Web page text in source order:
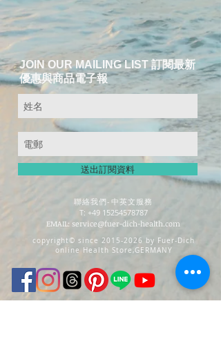
​聯絡我們-中英文服務
T: +49 15254578787
EMAIL: service@fuer-dich-health.com
copyright© since 2015-2026
by Fuer-Dich
online Health Store,GERMANY
JOIN OUR MAILING LIST 訂閱最新
優惠與商品電子報
送出訂閱資料